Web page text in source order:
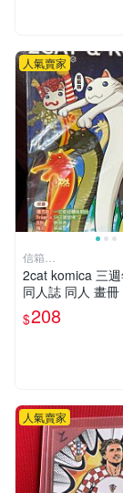
人氣賣家
信箱
2cat komica 三
同人誌 同人 畫
$208
人氣賣家